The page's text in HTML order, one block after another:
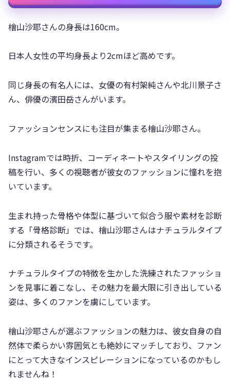
檜山沙耶さんの身長は160cm。
日本人女性の平均身長より2cmほど高めです。
同じ身長の有名人には、女優の有村架純さんや北川景子さ
ん、俳優の濱田岳さんがいます。
ファッションセンスにも注目が集まる檜山沙耶さん。
Instagramでは時折、コーディネートやスタイリングの投
稿を行い、多くの視聴者が彼女のファッションに憧れを抱
いています。
生まれ持った骨格や体型に基づいて似合う服や素材を診断
する「骨格診断」では、檜山沙耶さんはナチュラルタイプ
に分類されるそうです。
ナチュラルタイプの特徴を生かした洗練されたファッショ
ンを見事に着こなし、その魅力を最大限に引き出している
姿は、多くのファンを虜にしています。
檜山沙耶さんが選ぶファッションの魅力は、彼女自身の自
然体で柔らかい雰囲気とも絶妙にマッチしており、ファン
にとって大きなインスピレーションになっているのかもし
れませんね！